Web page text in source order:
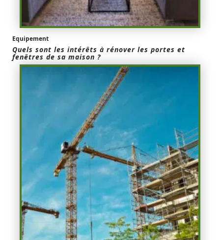
Equipement
Quels sont les intérêts à rénover les portes et
fenêtres de sa maison ?